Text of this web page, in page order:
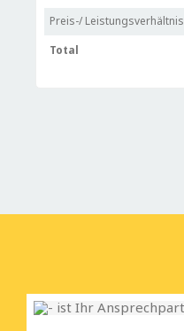
Preis-/ Leistungsverhältnis
Total